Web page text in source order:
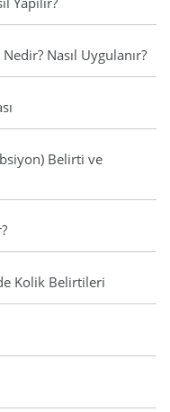
Nasıl Uygulanır?
Belirti ve
Kolik Belirtileri